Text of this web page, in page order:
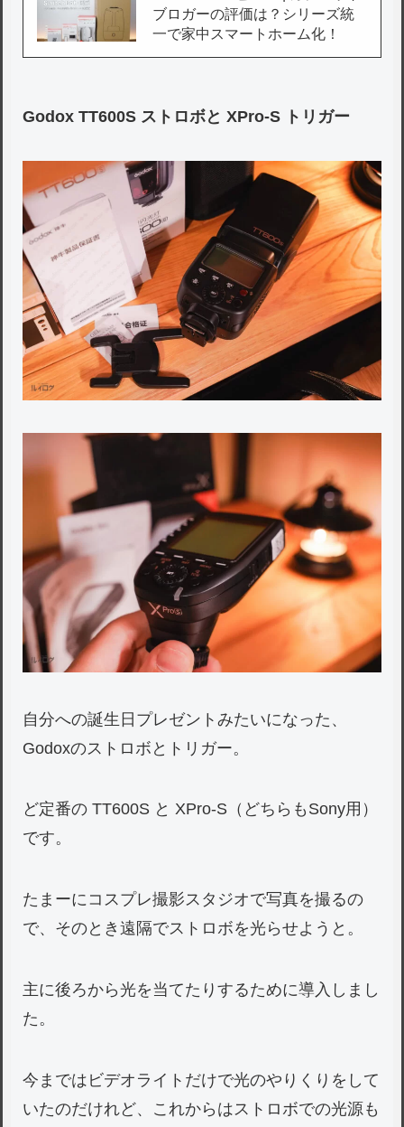
ブロガーの評価は？シリーズ統
一で家中スマートホーム化！
Godox TT600S ストロボと XPro-S トリガー
自分への誕生日プレゼントみたいになった、
Godoxのストロボとトリガー。
ど定番の TT600S と XPro-S（どちらもSony用）
です。
たまーにコスプレ撮影スタジオで写真を撮るの
で、そのとき遠隔でストロボを光らせようと。
主に後ろから光を当てたりするために導入しまし
た。
今まではビデオライトだけで光のやりくりをして
いたのだけれど、これからはストロボでの光源も